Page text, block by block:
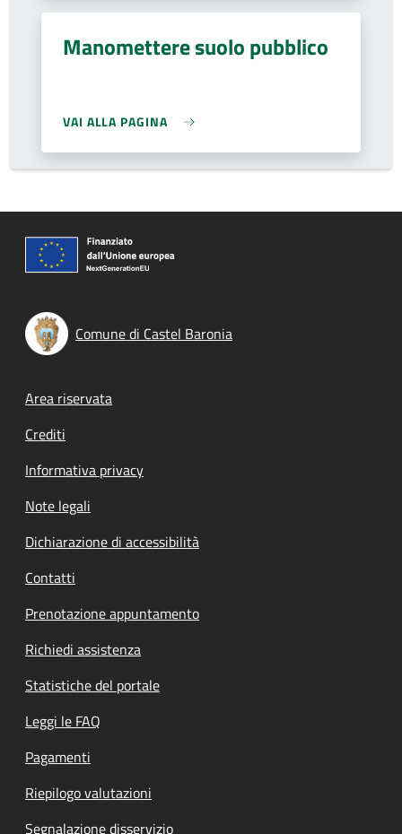
Manomettere suolo pubblico
VAI ALLA PAGINA
Comune di Castel Baronia
Footer menu
Area riservata
Crediti
Informativa privacy
Note legali
Dichiarazione di accessibilità
Contatti
Prenotazione appuntamento
Richiedi assistenza
Statistiche del portale
Leggi le FAQ
Pagamenti
Riepilogo valutazioni
Segnalazione disservizio